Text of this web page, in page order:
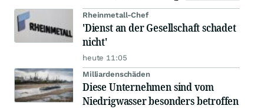
Rheinmetall-Chef
'Dienst an der Gesellschaft schadet
nicht'
heute 11:05
Milliardenschäden
Diese Unternehmen sind vom
Niedrigwasser besonders betroffen